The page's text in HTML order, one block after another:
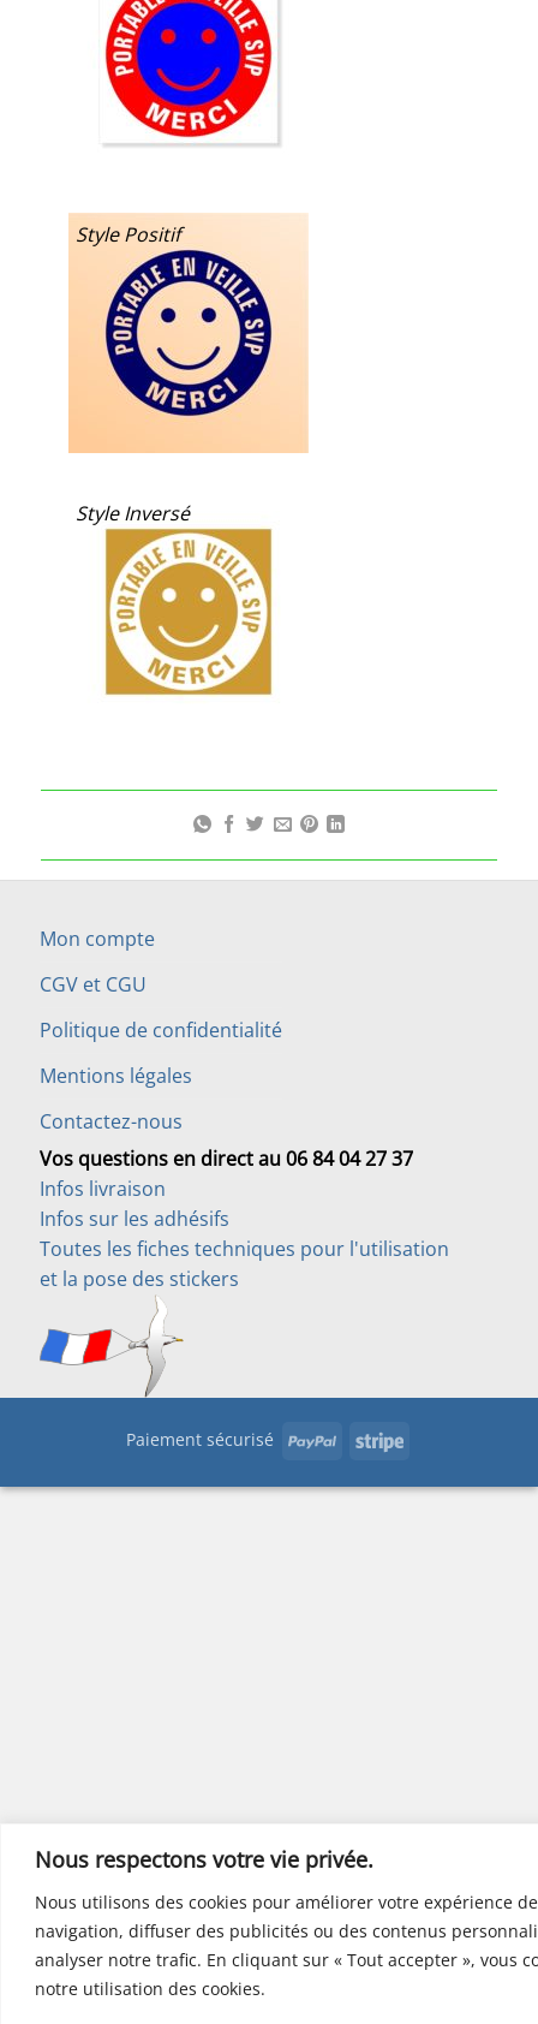
Nous respectons votre vie privée.
Nous utilisons des cookies pour améliorer votre expérience de
navigation, diffuser des publicités ou des contenus
analyser notre trafic. En cliquant sur « Tout accepter », vous
notre utilisation des cookies.
Style Positif
Style Inversé
Mon compte
CGV et CGU
Politique de confidentialité
Mentions légales
Contactez-nous
Vos questions en direct au 06 84 04 27 37
Infos livraison
Infos sur les adhésifs
Toutes les fiches techniques pour l'utilisation
et la pose des stickers
Paiement sécurisé PayPal Stripe